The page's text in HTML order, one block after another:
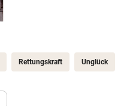
Rettungskraft Unglück